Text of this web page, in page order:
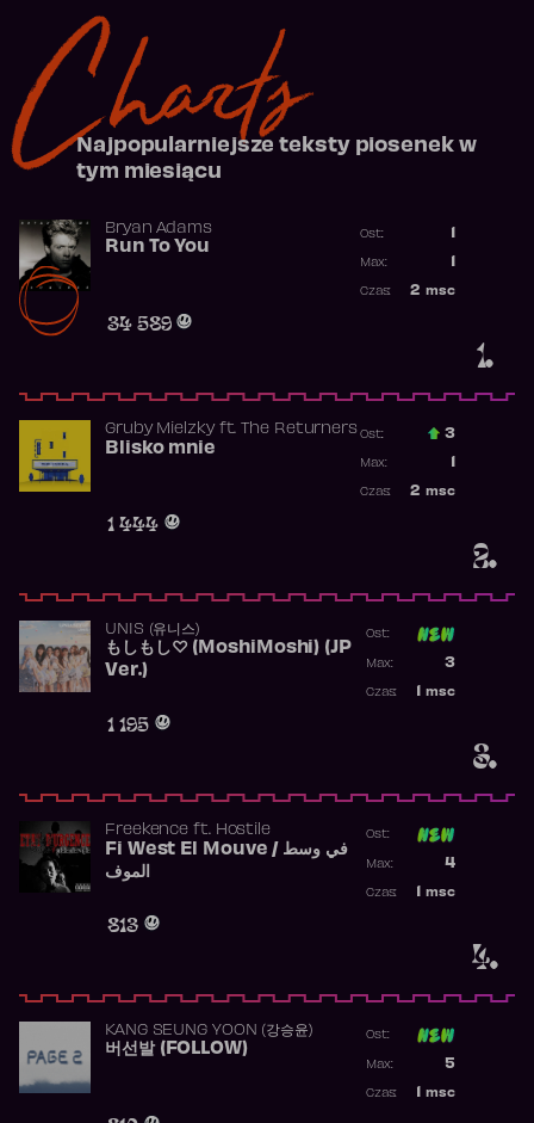
Charts
Najpopularniejsze teksty piosenek w
tym miesiącu
1.
Bryan Adams
Run To You
34 589
Ost.:
Max:
2 msc
Czas:
2.
Gruby Mielzkyft. The Returners
Blisko mnie
1 444
Ost.: 3
Max:
2 msc
Czas:
3.
UNIS (유니스)
もしもし♡ (MoshiMoshi) (JP
Ver.)
1 195
Ost:
3
Max:
msc
Czas:
4.
Freekence ft. Hostile
Fi West El Mouve / في وسط
الموف
813
Ost:
4
Max:
msc
Czas:
KANG SEUNG YOON (강승윤)
버선발 (FOLLOW)
Ost:
5
Max:
msc
Czas: